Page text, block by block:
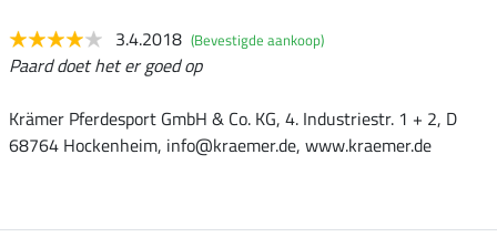
3.4.2018 (Bevestigde aankoop)
Paard doet het er goed op
Krämer Pferdesport GmbH & Co. KG, 4. Industriestr. 1 + 2, D
68764 Hockenheim, info@kraemer.de, www.kraemer.de